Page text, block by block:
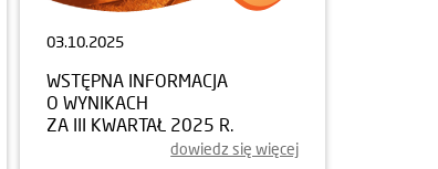
03.10.2025
WSTĘPNA INFORMACJA
O WYNIKACH
ZA III KWARTAŁ 2025 R.
dowiedz się więcej